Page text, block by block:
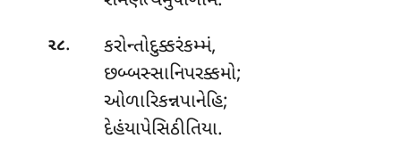
૨૮. કરોન્તોદુક્કરંકમ્મં,
છબ્બસ્સાનિપરક્કમો;
ઓળારિકન્નપાનેહિ;
દેહંયાપેસિઠીતિયા.